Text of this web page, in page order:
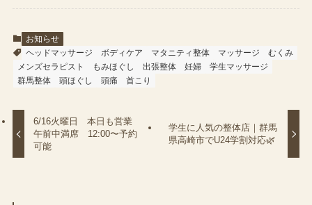
お知らせ
ヘッドマッサージ
ボディケア マタニティ整体 マッサージ
むくみ
メンズセラピスト
もみほぐし 出張整体 妊婦
学生マッサージ
群馬整体
頭ほぐし 頭痛 首こり
6/16火曜日 本日も営業
午前中満席 12:00〜予約
可能
学生に人気の整体店｜群馬
県高崎市でU24学割対応🌿